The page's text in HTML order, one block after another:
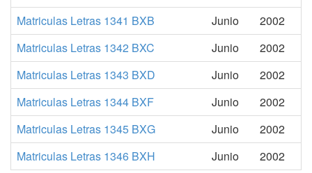
Matriculas Letras 1341 BXB
Junio
2002
Matriculas Letras 1342 BXC
Junio
2002
Matriculas Letras 1343 BXD
Junio
2002
Matriculas Letras 1344 BXF
Junio
2002
Matriculas Letras 1345 BXG
Junio
2002
Matriculas Letras 1346 BXH
Junio 2002